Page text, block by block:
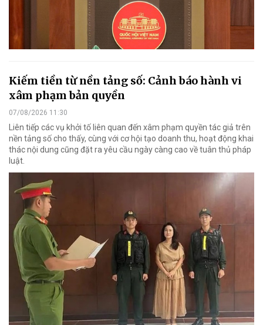
Kiếm tiền từ nền tảng số: Cảnh báo hành vi
xâm phạm bản quyền
07/08/2026 11:30
Liên tiếp các vụ khởi tố liên quan đến xâm phạm quyền tác giả trên
nền tảng số cho thấy, cùng với cơ hội tạo doanh thu, hoạt động khai
thác nội dung cũng đặt ra yêu cầu ngày càng cao về tuân thủ pháp
luật.